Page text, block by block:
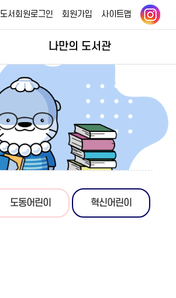
나만의 도서관
도서회원로그인 회원가입 사이트맵
도동어린이 혁신어린이